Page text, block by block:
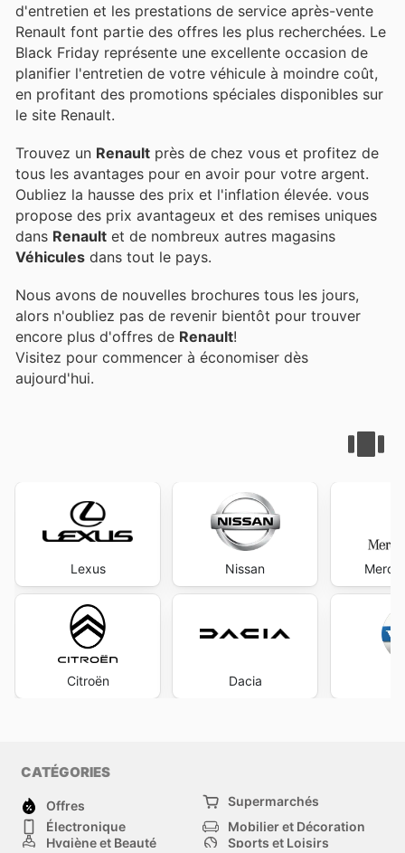
d'entretien et les prestations de service après-vente
Renault font partie des offres les plus recherchées. Le
Black Friday représente une excellente occasion de
planifier l'entretien de votre véhicule à moindre coût,
en profitant des promotions spéciales disponibles sur
le site Renault.
Trouvez un Renault près de chez vous et profitez de
tous les avantages pour en avoir pour votre argent.
Oubliez la hausse des prix et l'inflation élevée. vous
propose des prix avantageux et des remises uniques
dans Renault et de nombreux autres magasins
Véhicules dans tout le pays.
Nous avons de nouvelles brochures tous les jours,
alors n'oubliez pas de revenir bientôt pour trouver
encore plus d'offres de Renault!
Visitez pour commencer à économiser dès
aujourd'hui.
Lexus
Citroën
Nissan
Dacia
CATÉGORIES
Offres
Supermarchés
Électronique
Mobilier et Décoration
Hygiène et Beauté
Sports et Loisirs